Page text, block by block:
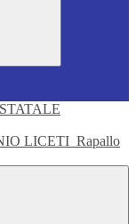
LICETI Rapallo